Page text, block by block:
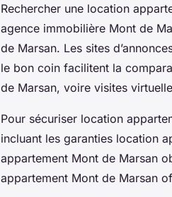
Rechercher une location
agence immobilière Mont de
de Marsan. Les sites
le bon coin facilitent la
de Marsan, voire visites
Pour sécuriser location
incluant les garanties location
appartement Mont de Marsan
appartement Mont de Marsan